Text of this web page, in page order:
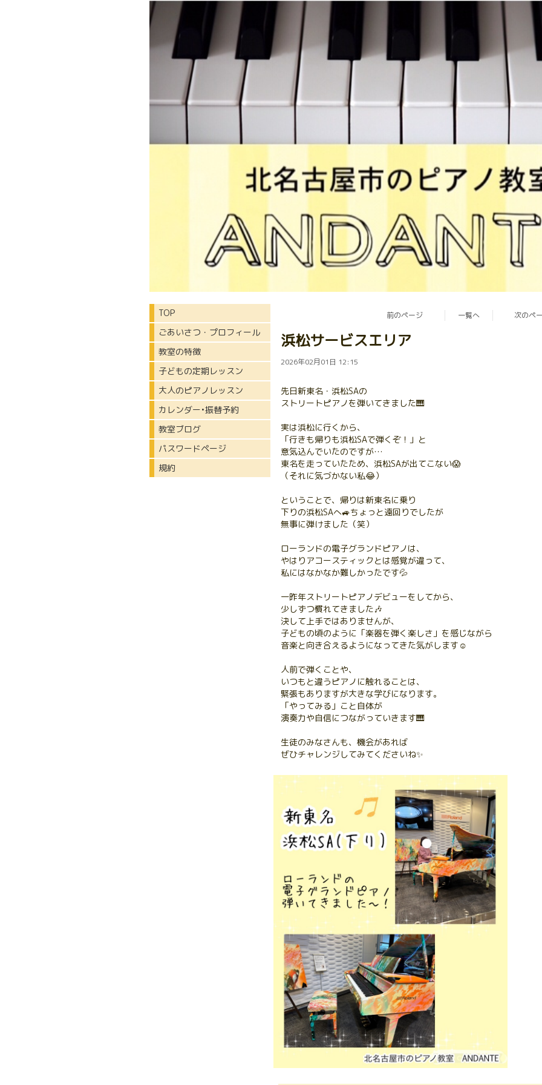
前のページ 一覧へ 次のペ
浜松サービスエリア
2026年02月01日 12:15
先日新東名・浜松SAの
ストリートピアノを弾いてきました🎹
実は浜松に行くから、
「行きも帰りも浜松SAで弾くぞ！」と
意気込んでいたのですが…
東名を走っていたため、浜松SAが出てこない😱
（それに気づかない私😂）
ということで、帰りは新東名に乗り
下りの浜松SAへ🚙ちょっと遠回りでしたが
無事に弾けました（笑）
ローランドの電子グランドピアノは、
やはりアコースティックとは感覚が違って、
私にはなかなか難しかったです💦
一昨年ストリートピアノデビューをしてから、
少しずつ慣れてきました🎶
決して上手ではありませんが、
子どもの頃のように「楽器を弾く楽しさ」を感じながら
音楽と向き合えるようになってきた気がします☺️
人前で弾くことや、
いつもと違うピアノに触れることは、
緊張もありますが大きな学びになります。
「やってみる」こと自体が
演奏力や自信につながっていきます🎹
生徒のみなさんも、機会があれば
ぜひチャレンジしてみてくださいね✨
TOP
ごあいさつ・プロフィール
教室の特徴
子どもの定期レッスン
大人のピアノレッスン
カレンダー•振替予約
教室ブログ
パスワードページ
規約